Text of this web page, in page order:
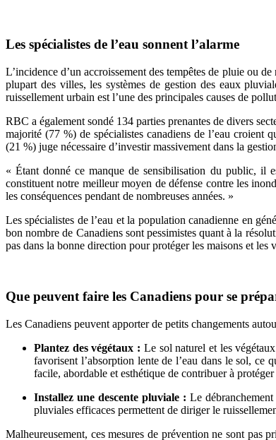
Les spécialistes de l’eau sonnent l’alarme
L’incidence d’un accroissement des tempêtes de pluie ou
plupart des villes, les systèmes de gestion des eaux
ruissellement urbain est l’une des principales causes de
RBC a également sondé 134 parties prenantes de divers
majorité (77 %) de spécialistes canadiens de l’eau croient
(21 %) juge nécessaire d’investir massivement dans la
« Étant donné ce manque de sensibilisation du public, il
constituent notre meilleur moyen de défense contre les
les conséquences pendant de nombreuses années. »
Les spécialistes de l’eau et la population canadienne en
bon nombre de Canadiens sont pessimistes quant à la
pas dans la bonne direction pour protéger les maisons et
Que peuvent faire les Canadiens pour se
Les Canadiens peuvent apporter de petits changements
Plantez des végétaux : Le sol naturel et les
favorisent l’absorption lente de l’eau dans le sol, ce
facile, abordable et esthétique de contribuer à
Installez une descente pluviale :Le
pluviales efficaces permettent de diriger le
Malheureusement, ces mesures de prévention ne sont pas